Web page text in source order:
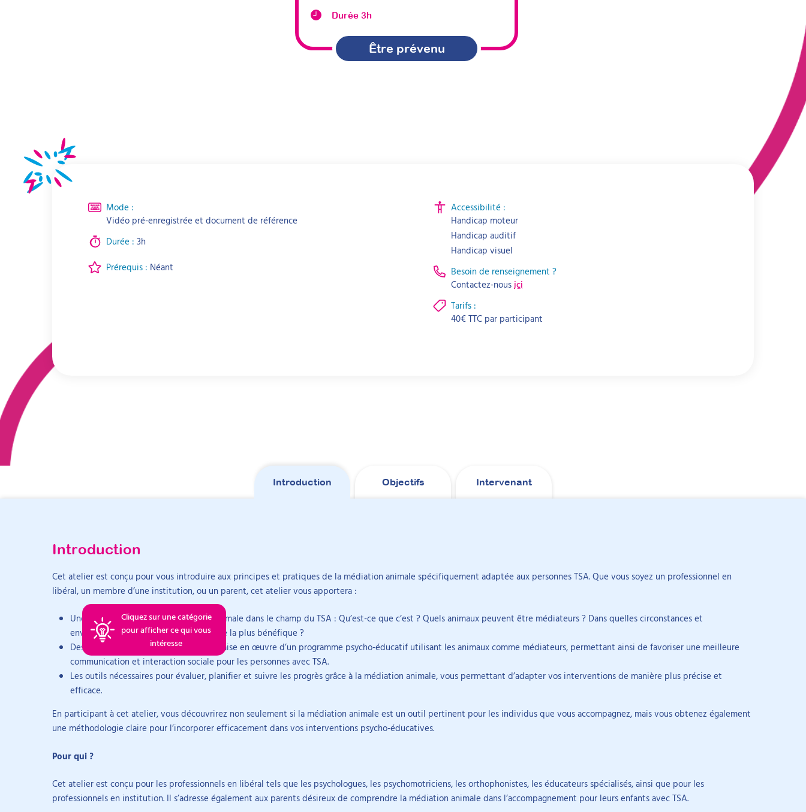
Durée 3h
Être prévenu
Mode :
Vidéo pré-enregistrée et document de référence
Durée : 3h
Prérequis : Néant
Accessibilité :
Handicap moteur
Handicap auditif
Handicap visuel
Besoin de renseignement ?
Contactez-nousici
Tarifs :
40€TTC par participant
Introduction Objectifs Intervenant
Introduction
Cet atelier est conçu pour vous introduire aux principes et pratiques de la médiation animale spécifiquement adaptée aux personnes TSA. Que vous soyez un professionnel en
libéral, un membre d’une institution, ou un parent, cet atelier vous apportera :
Une compréhension de la médiation animale dans le champ du TSA : Qu’est-ce que c’est ? Quels animaux peuvent être médiateurs ? Dans quelles circonstances et
environnements cette approche est-elle la plus bénéfique ?
Des nouveaux outils pratiques pour la mise en œuvre d’un programme psycho-éducatif utilisant les animaux comme médiateurs, permettant ainsi de favoriser une meilleure
communication et interaction sociale pour les personnes avec TSA.
Les outils nécessaires pour évaluer, planifier et suivre les progrès grâce à la médiation animale, vous permettant d’adapter vos interventions de manière plus précise et
efficace.
En participant à cet atelier, vous découvrirez non seulement si la médiation animale est un outil pertinent pour les individus que vous accompagnez, mais vous obtenez également
une méthodologie claire pour l’incorporer efficacement dans vos interventions psycho-éducatives.
Pour qui ?
Cet atelier est conçu pour les professionnels en libéral tels que les psychologues, les psychomotriciens, les orthophonistes, les éducateurs spécialisés, ainsi que pour les
professionnels en institution. Il s’adresse également aux parents désireux de comprendre la médiation animale dans l’accompagnement pour leurs enfants avec TSA.
Objectifs
Comprendre les principes de la médiation animale spécifiques aux personnes avec TSA.
Planifier et mettre en place un programme psycho-éducatif par la médiation animale.
Découvrir des outils d’évaluation pour suivre et adapter les interventions.
Intervenant
Emilie Delépine
Psychologue clinicienne et superviseuse
Émilie Delépine a obtenu en 2012 un master 2 de psychologie du
développement humain et handicaps à l’Université Rennes 2, puis un
DIU de psychopathologie de la personne âgée à l’Université d’Angers
en FAM, foyer de vie et foyer occupationnel.
Ses activités portent notamment sur les TND, la communication
fonctionnelles et l’analyse des comportements.
Pour aller plus loin sur Expliquer les TND
Nos formations, la certification et les ressources gratuites du thème.
Cliquez sur une catégorie
pour afficher ce qui vous
intéresse
Article DIY Replay
Formations